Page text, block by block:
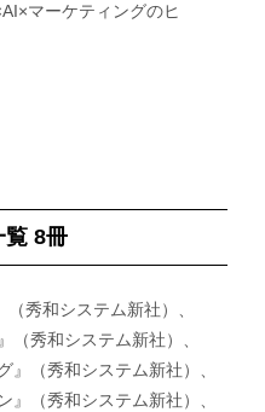
マーケティングのヒ
覧 8冊
（秀和システム新社）、
（秀和システム新社）、
』（秀和システム新社）、
』（秀和システム新社）、